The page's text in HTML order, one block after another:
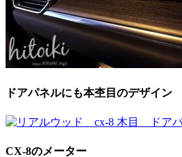
ドアパネルにも本杢目のデザイン
CX-8のメーター